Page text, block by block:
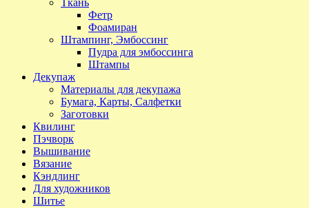
Ткань
Фетр
Фоамиран
Штампинг, Эмбоссинг
Пудра для эмбоссинга
Штампы
Декупаж
Материалы для декупажа
Бумага, Карты, Салфетки
Заготовки
Квилинг
Пэчворк
Вышивание
Вязание
Кэндлинг
Для художников
Шитье